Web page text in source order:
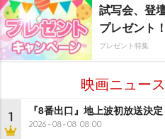
試写会、登
プレゼント！
プレゼント特集
映画ニュー
1 『8番出口』地上波初放送決定
2026-08-08 08:00